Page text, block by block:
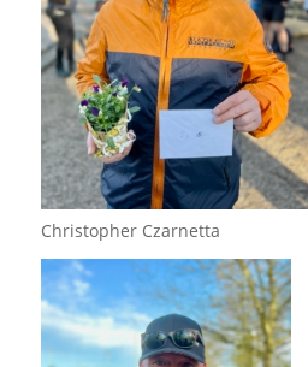
Christopher Czarnetta